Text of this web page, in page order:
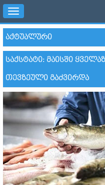
Toggle
navigation
ᲐᲥᲢᲣᲐᲚᲣᲠᲘ
ᲡᲐᲥᲡᲢᲐᲢᲘ: ᲛᲐᲘᲡᲨᲘ
ᲗᲔᲕᲖᲔᲣᲚᲘ ᲒᲐᲫᲕᲘᲠᲓᲐ